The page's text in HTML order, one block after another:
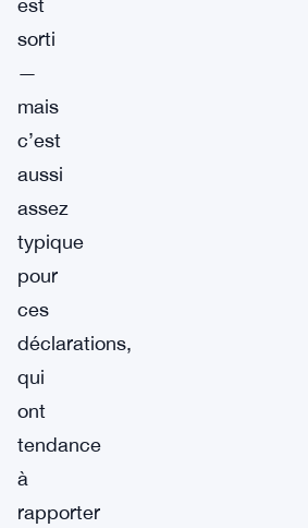
est
sorti
—
mais
c’est
aussi
assez
typique
pour
ces
déclarations,
qui
ont
tendance
à
rapporter